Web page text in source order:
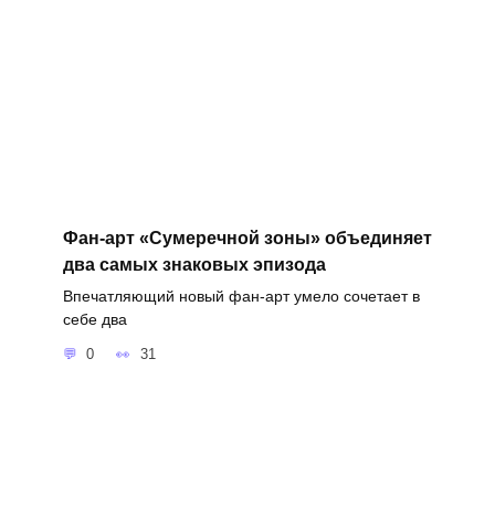
Фан-арт «Сумеречной зоны» объединяет
два самых знаковых эпизода
Впечатляющий новый фан-арт умело сочетает в
себе два
0 31